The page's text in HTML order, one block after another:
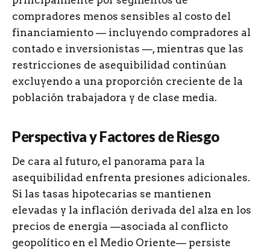
compradores menos sensibles al costo del
financiamiento — incluyendo compradores al
contado e inversionistas —, mientras que las
restricciones de asequibilidad continúan
excluyendo a una proporción creciente de la
población trabajadora y de clase media.
Perspectiva y Factores de Riesgo
De cara al futuro, el panorama para la
asequibilidad enfrenta presiones adicionales.
Si las tasas hipotecarias se mantienen
elevadas y la inflación derivada del alza en los
precios de energía —asociada al conflicto
geopolítico en el Medio Oriente— persiste